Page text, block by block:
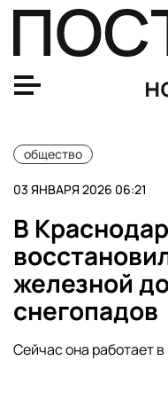
общество
03 ЯНВАРЯ 2026 06:21
В
железной
снегопадов
Сейчас она работает
В Госдуме поддержали